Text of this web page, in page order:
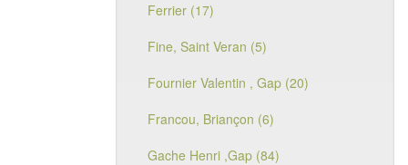
Ferrier (17)
Fine, Saint Veran (5)
Fournier Valentin , Gap (20)
Francou, Briançon (6)
Gache Henri ,Gap (84)